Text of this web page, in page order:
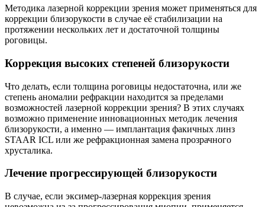
Методика лазерной коррекции зрения может применяться для
коррекции близорукости в случае её стабилизации на
протяжении нескольких лет и достаточной толщины
роговицы.
Коррекция высоких степеней близорукости
Что делать, если толщина роговицы недостаточна, или же
степень аномалии рефракции находится за пределами
возможностей лазерной коррекции зрения? В этих случаях
возможно применение инновационных методик лечения
близорукости, а именно — имплантация факичных линз
STAAR ICL или же рефракционная замена прозрачного
хрусталика.
Лечение прогрессирующей близорукости
В случае, если эксимер-лазерная коррекция зрения